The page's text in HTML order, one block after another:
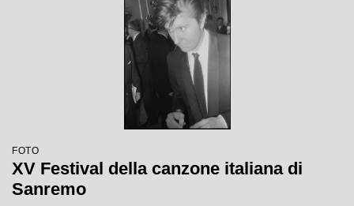
FOTO
XV Festival della canzone italiana di
Sanremo